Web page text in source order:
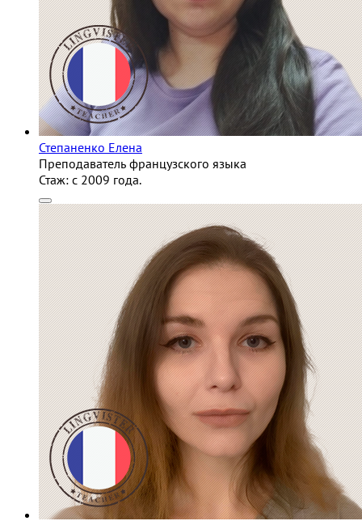
Степаненко Елена
Преподаватель французского языка
Стаж: c 2009 года.